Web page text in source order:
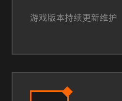
游戏版本持续更新维护